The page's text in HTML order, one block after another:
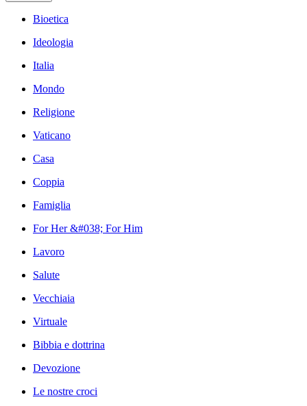
Bioetica
Ideologia
Italia
Mondo
Religione
Vaticano
Casa
Coppia
Famiglia
For Her &#038; For Him
Lavoro
Salute
Vecchiaia
Virtuale
Bibbia e dottrina
Devozione
Le nostre croci